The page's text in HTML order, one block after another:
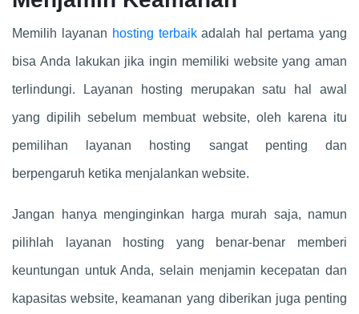
Memilih layanan hosting terbaikadalah hal pertama yang
bisa Anda lakukan jika ingin memiliki website yang aman
terlindungi. Layanan hosting merupakan satu hal awal
yang dipilih sebelum membuat website, oleh karena itu
pemilihan layanan hosting sangat penting dan
berpengaruh ketika menjalankan website.
Jangan hanya menginginkan harga murah saja, namun
pilihlah layanan hosting yang benar-benar memberi
keuntungan untuk Anda, selain menjamin kecepatan dan
kapasitas website, keamanan yang diberikan juga penting